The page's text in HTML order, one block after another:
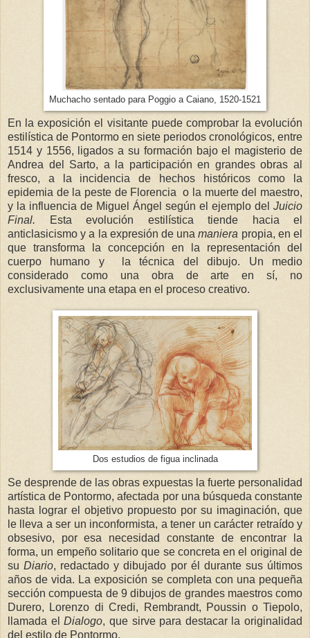
Muchacho sentado para Poggio a Caiano, 1520-1521
En la exposición el visitante puede comprobar la evolución
estilística de Pontormo en siete periodos cronológicos, entre
1514 y 1556, ligados a su formación bajo el magisterio de
Andrea del Sarto, a la participación en grandes obras al
fresco, a la incidencia de hechos históricos como la
epidemia de la peste de Florencia o la muerte del maestro,
y la influencia de Miguel Ángel según el ejemplo del Juicio
Final. Esta evolución estilística tiende hacia el
anticlasicismo y a la expresión de unamaniera propia, en el
que transforma la concepción en la representación del
cuerpo humano y la técnica del dibujo. Un medio
considerado como una obra de arte en sí, no
exclusivamente una etapa en el proceso creativo.
Dos estudios de figua inclinada
Se desprende de las obras expuestas la fuerte personalidad
artística de Pontormo, afectada por una búsqueda constante
hasta lograr el objetivo propuesto por su imaginación, que
le lleva a ser un inconformista, a tener un carácter retraído y
obsesivo, por esa necesidad constante de encontrar la
forma, un empeño solitario que se concreta en el original de
suDiario, redactado y dibujado por él durante sus últimos
años de vida. La exposición se completa con una pequeña
sección compuesta de 9 dibujos de grandes maestros como
Durero, Lorenzo di Credi, Rembrandt, Poussin o Tiepolo,
llamada elDialogo, que sirve para destacar la originalidad
del estilo de Pontormo.